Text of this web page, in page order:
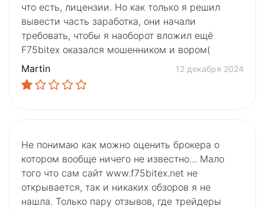
что есть, лицензии. Но как только я решил
вывести часть заработка, они начали
требовать, чтобы я наоборот вложил ещё
F75bitex оказался мошенником и вором(
Martin
12 декабря 2024
Не понимаю как можно оценить брокера о
котором вообще ничего не известно… Мало
того что сам сайт www.f75bitex.net не
открывается, так и никаких обзоров я не
нашла. Только пару отзывов, где трейдеры